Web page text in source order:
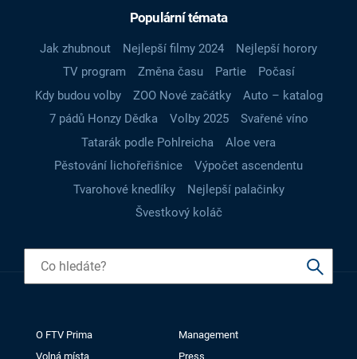
Populární témata
Jak zhubnout Nejlepší filmy 2024
Nejlepší horory
TV program
Změna času Partie
Počasí
Kdy budou volby
ZOO Nové začátky
Auto – katalog
7 pádů Honzy Dědka
Volby 2025
Svařené víno
Tatarák podle Pohlreicha
Aloe vera
Pěstování lichořeřišnice
Výpočet ascendentu
Tvarohové knedlíky
Nejlepší palačinky
Švestkový koláč
O FTV Prima
Management
Volná místa
Press